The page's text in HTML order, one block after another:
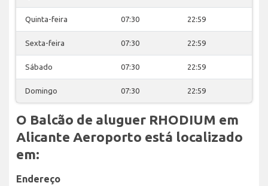
Quinta-feira 07:30 22:59
Sexta-feira 07:30 22:59
Sábado 07:30 22:59
Domingo 07:30 22:59
O Balcão de aluguer RHODIUM em
Alicante Aeroporto está localizado
em:
Endereço